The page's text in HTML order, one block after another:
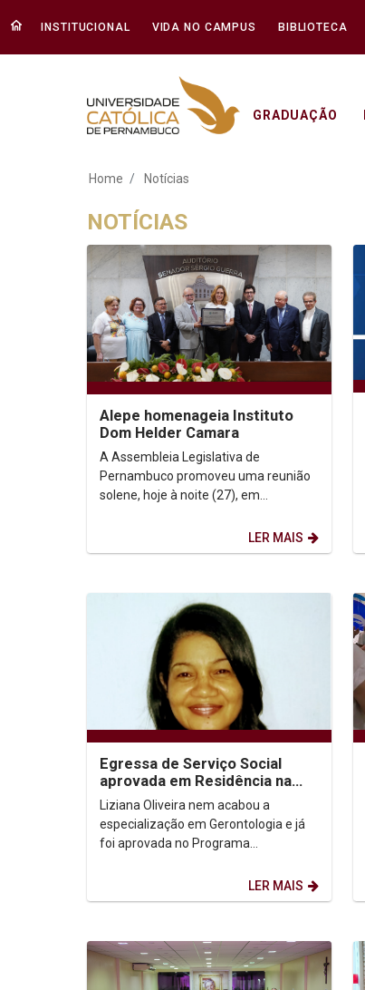
INSTITUCIONAL VIDA NO CAMPUS BIBLIOTECA
GRADUAÇÃO
Notícias - Unicap
Home Notícias
NOTÍCIAS
Alepe homenageia Instituto
Dom Helder Camara
A Assembleia Legislativa de
Pernambuco promoveu uma reunião
solene, hoje à noite (27), em
Dom Helder Camara (IDHeC),...LER MAIS
Egressa de Serviço Social
aprovada em Residência na
área de Saúde
Liziana Oliveira nem acabou a
especialização em Gerontologia e já
foi aprovada no Programa
Saúde Coletiva com Ênfase em...
LER MAIS